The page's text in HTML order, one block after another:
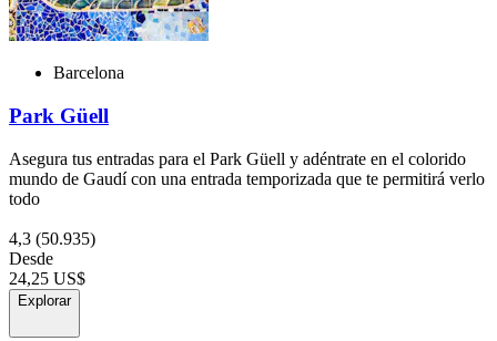
Barcelona
Park Güell
Asegura tus entradas para el Park Güell y adéntrate en el colorido
mundo de Gaudí con una entrada temporizada que te permitirá verlo
todo
4,3 (50.935)
Desde
24,25 US$
Explorar